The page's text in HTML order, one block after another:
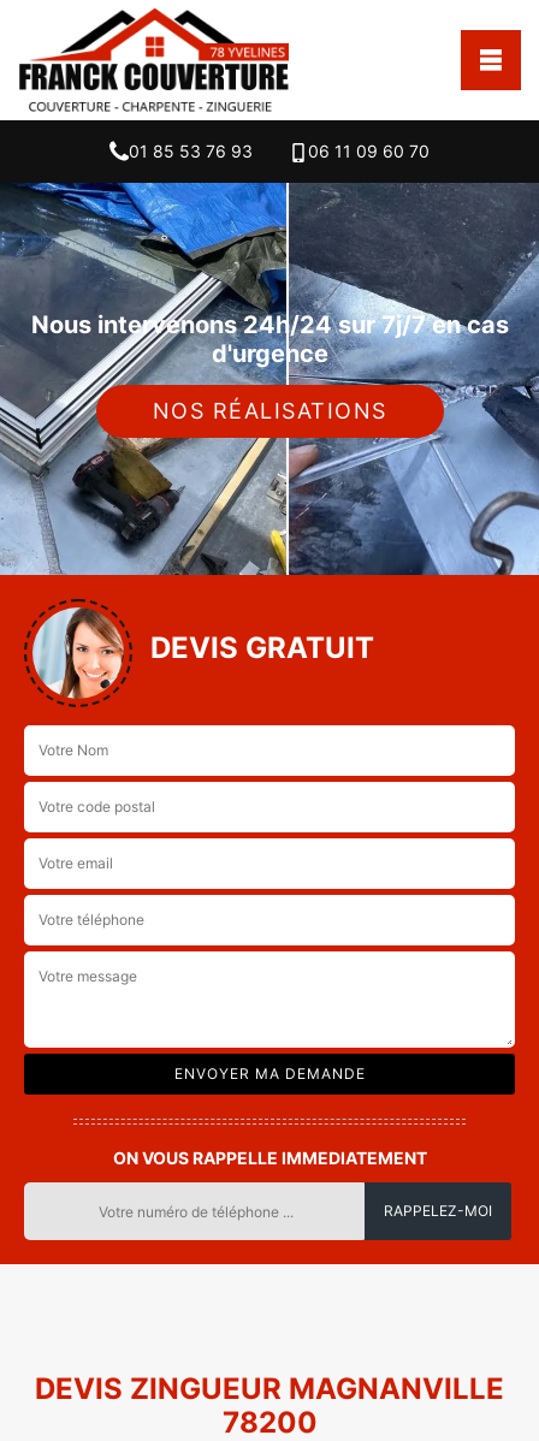
01 85 53 76 93 06 11 09 60 70
Nous intervenons 24h/24 sur 7j/7 en cas
d'urgence
NOS RÉALISATIONS
DEVIS GRATUIT
ON VOUS RAPPELLE IMMEDIATEMENT
DEVIS ZINGUEUR MAGNANVILLE
78200